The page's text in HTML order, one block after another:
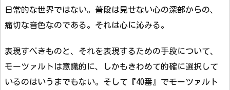
日常的な世界ではない。普段は見せない心の深部からの、
痛切な音色なのである。それは心に沁みる。
表現すべきものと、それを表現するための手段について、
モーツァルトは意識的に、しかもきわめて的確に選択して
いるのはいうまでもない。そして『40番』でモーツァルト